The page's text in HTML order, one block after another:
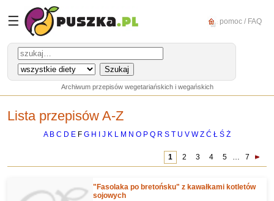
☰ pomoc / FAQ
Archiwum przepisów wegetariańskich i wegańskich
Lista przepisów A-Z
A B C D E F G H J K L M N O P Q R S T U V W Z Ć Ł Ś Ż
1 2 3 4 5 … 7
"Fasolaka po bretońsku" z kawałkami kotletów
sojowych